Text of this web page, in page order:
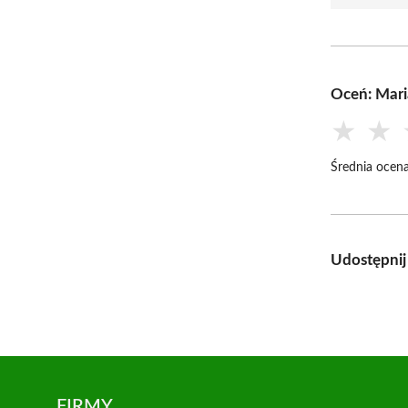
Oceń:
★ ★
Średnia
Udostępnij